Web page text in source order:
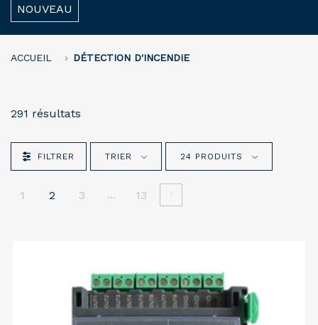
NOUVEAU
ACCUEIL DÉTECTION D'INCENDIE
291 résultats
FILTRER TRIER 24 PRODUITS
1 2 3 ... 13